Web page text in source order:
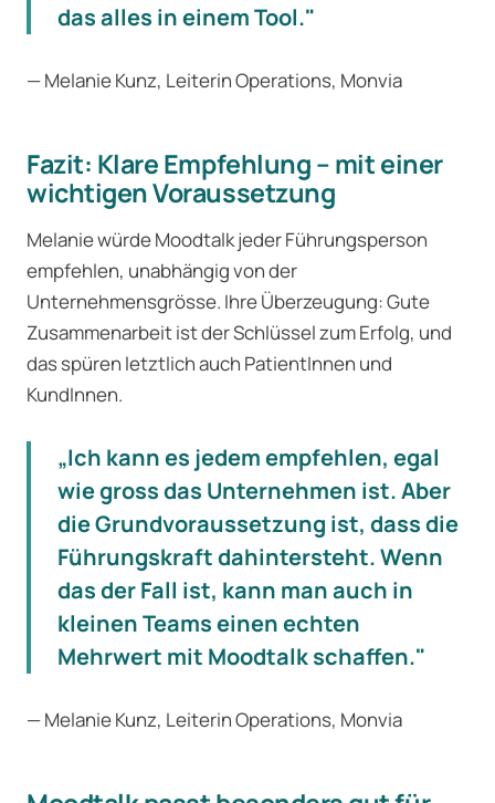
das alles in einem Tool."
— Melanie Kunz, Leiterin Operations, Monvia
Fazit: Klare Empfehlung – mit einer
wichtigen Voraussetzung
Melanie würde Moodtalk jeder Führungsperson
empfehlen, unabhängig von der
Unternehmensgrösse. Ihre Überzeugung: Gute
Zusammenarbeit ist der Schlüssel zum Erfolg, und
das spüren letztlich auch PatientInnen und
KundInnen.
„Ich kann es jedem empfehlen, egal
wie gross das Unternehmen ist. Aber
die Grundvoraussetzung ist, dass die
Führungskraft dahintersteht. Wenn
das der Fall ist, kann man auch in
kleinen Teams einen echten
Mehrwert mit Moodtalk schaffen."
— Melanie Kunz, Leiterin Operations, Monvia